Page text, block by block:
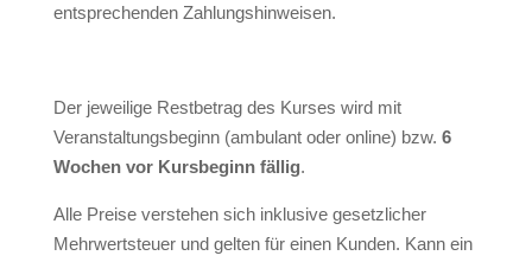
entsprechenden Zahlungshinweisen.
Der jeweilige Restbetrag des Kurses wird mit
Veranstaltungsbeginn (ambulant oder online) bzw. 6
Wochen vor Kursbeginn fällig.
Alle Preise verstehen sich inklusive gesetzlicher
Mehrwertsteuer und gelten für einen Kunden. Kann ein